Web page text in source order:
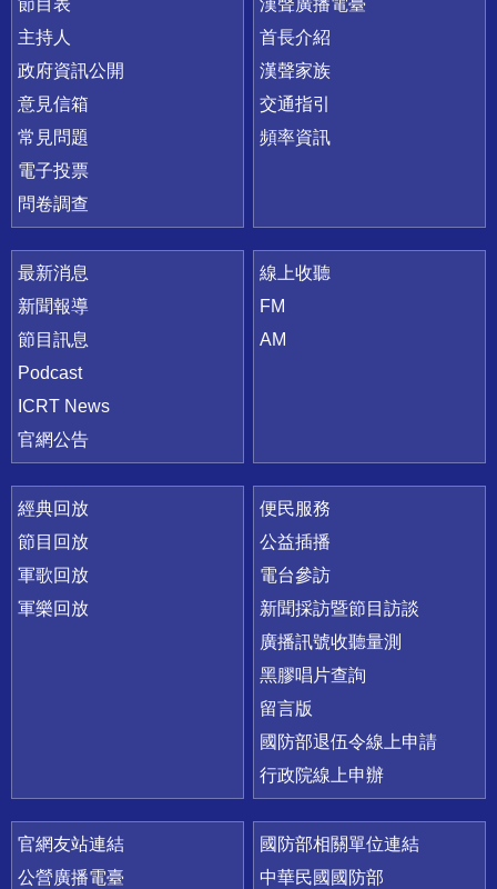
節目表
主持人
政府資訊公開
意見信箱
常見問題
電子投票
問卷調查
漢聲廣播電臺
首長介紹
漢聲家族
交通指引
頻率資訊
最新消息
新聞報導
節目訊息
Podcast
ICRT News
官網公告
線上收聽
FM
AM
經典回放
節目回放
軍歌回放
軍樂回放
便民服務
公益插播
電台參訪
新聞採訪暨節目訪談
廣播訊號收聽量測
黑膠唱片查詢
留言版
國防部退伍令線上申請
行政院線上申辦
官網友站連結
公營廣播電臺
國防部相關單位連結
中華民國國防部